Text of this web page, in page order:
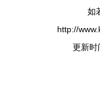
如
http://
更新